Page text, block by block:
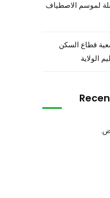
لموسم الاصطياف
قطاع السكن
الولاية